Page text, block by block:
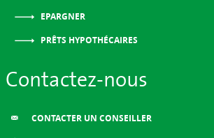
EPARGNER
PRÊTS HYPOTHÉCAIRES
Contactez-nous
CONTACTER UN CONSEILLER